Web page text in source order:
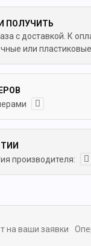
ПОЛУЧИТЬ
с доставкой. К
или пластиковые
производителя: